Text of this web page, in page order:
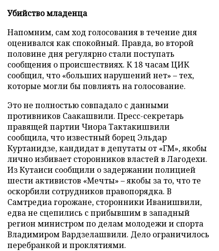
Убийство младенца
Напомним, сам ход голосования в течение дня
оценивался как спокойный. Правда, во второй
половине дня регулярно стали поступать
сообщения о происшествиях. К 18 часам ЦИК
сообщил, что «больших нарушений нет» – тех,
которые могли бы повлиять на голосование.
Это не полностью совпадало с данными
противников Саакашвили. Пресс-секретарь
правящей партии Чиора Тактакишвили
сообщила, что известный борец Эльдар
Куртанидзе, кандидат в депутаты от «ГМ», якобы
лично избивает сторонников властей в Лагодехи.
Из Кутаиси сообщили о задержании полицией
шести активистов «Мечты» – якобы за то, что те
оскорбили сотрудников правопорядка. В
Самтредиа горожане, сторонники Иванишвили,
едва не сцепились с прибывшим в западный
регион министром по делам молодежи и спорта
Владимиром Вардзелашвили. Дело ограничилось
перебранкой и проклятиями.